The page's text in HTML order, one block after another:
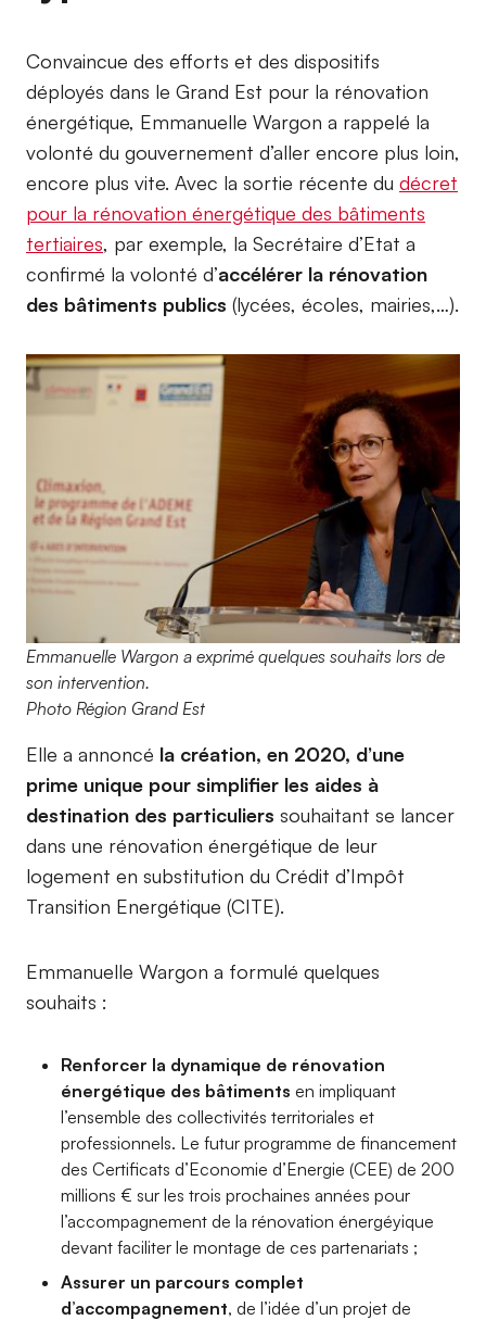
Convaincue des efforts et des dispositifs
déployés dans le Grand Est pour la rénovation
énergétique, Emmanuelle Wargon a rappelé la
volonté du gouvernement d’aller encore plus loin,
encore plus vite. Avec la sortie récente du décret
pour la rénovation énergétique des bâtiments
tertiaires, par exemple, la Secrétaire d’Etat a
confirmé la volonté d’accélérer la rénovation
des bâtiments publics (lycées, écoles, mairies,…).
Emmanuelle Wargon a exprimé quelques souhaits lors de
son intervention.
Photo Région Grand Est
Elle a annoncé la création, en 2020, d’une
prime unique pour simplifier les aides à
destination des particuliers souhaitant se lancer
dans une rénovation énergétique de leur
logement en substitution du Crédit d’Impôt
Transition Energétique (CITE).
Emmanuelle Wargon a formulé quelques
souhaits :
Renforcer la dynamique de rénovation
énergétique des bâtiments en impliquant
l’ensemble des collectivités territoriales et
professionnels. Le futur programme de financement
des Certificats d’Economie d’Energie (CEE) de 200
millions € sur les trois prochaines années pour
l’accompagnement de la rénovation énergéyique
devant faciliter le montage de ces partenariats ;
Assurer un parcours complet
d’accompagnement, de l’idée d’un projet de